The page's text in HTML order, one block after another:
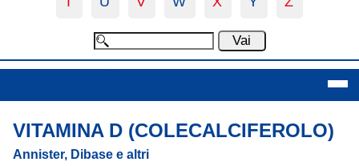
Vitamina D (Colecalciferolo)
VITAMINA D (COLECALCIFEROLO)
Annister, Dibase e altri